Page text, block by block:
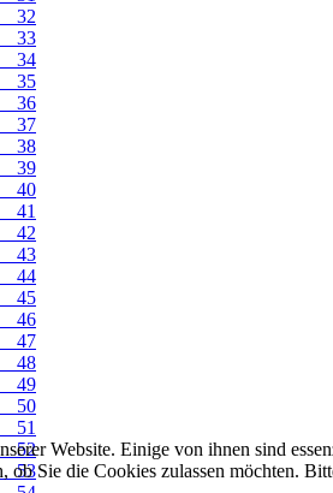
Website. Einige von ihnen sind
ob Sie die Cookies zulassen möchten.